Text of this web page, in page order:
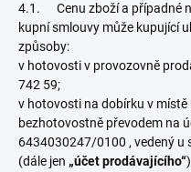
4.1. Cenu zboží a případné
kupní smlouvy může kupující
způsoby:
v hotovosti v provozovně
742 59;
v hotovosti na dobírku v
bezhotovostně převodem na
6434030247/0100 , vedený u
(dále jen „účet prodávajícího“